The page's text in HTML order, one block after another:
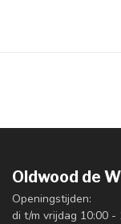
Oldwood de
Openingstijden:
di t/m vrijdag 10:00 -